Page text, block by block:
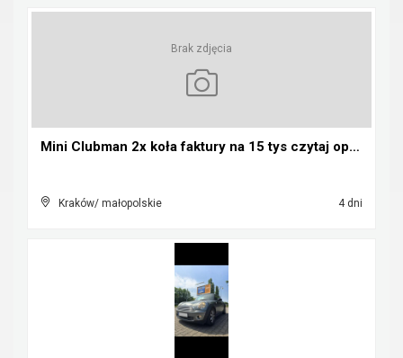
Brak zdjęcia
Mini Clubman 2x koła faktury na 15 tys czytaj opis...
Kraków/ małopolskie 4 dni